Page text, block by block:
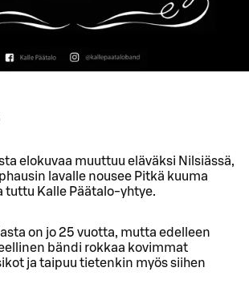
elokuvaa muuttuu eläväksi Nilsiässä,
lavalle nousee Pitkä kuuma
tuttu Kalle Päätalo-yhtye.
on jo 25 vuotta, mutta edelleen
bändi rokkaa kovimmat
ja taipuu tietenkin myös siihen